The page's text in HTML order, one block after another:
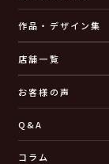
作品・デザイン集
店舗一覧
お客様の声
Q&A
コラム